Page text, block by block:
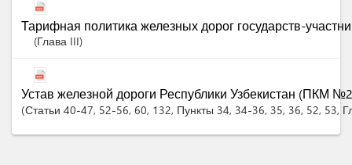
Тарифная политика железных дорог государств-
(Глава III)
Устав железной дороги Республики Узбекистан (ПКМ
Статьи 40-47, 52-56, 60, 132, Пункты 34, 34-36, 35, 36, 52, 53,